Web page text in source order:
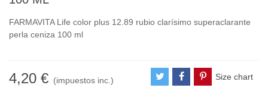
FARMAVITA Life color plus 12.89 rubio clarísimo superaclarante
perla ceniza 100 ml
4,20 € (impuestos inc.) Size chart